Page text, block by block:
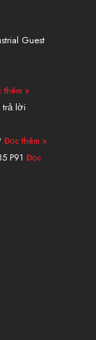
b
o
Guest
thêm »
trả lời
Đọc thêm »
P91 Đọc